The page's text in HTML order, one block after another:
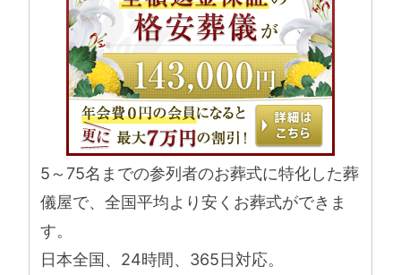
5～75名までの参列者のお葬式に特化した葬
儀屋で、全国平均より安くお葬式ができま
す。
日本全国、24時間、365日対応。